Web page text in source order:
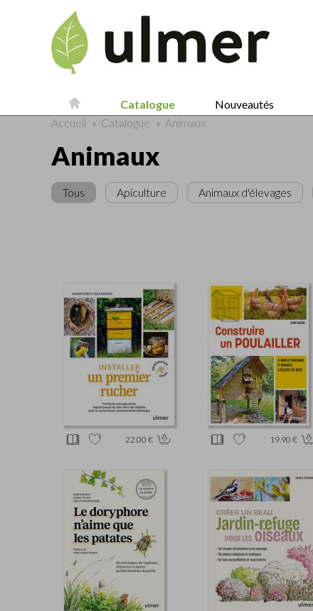
Catalogue Nouveautés
Accueil » Catalogue » Animaux
Animaux
Tous Apiculture Animaux d'élevages
22.00 € 19.90 €